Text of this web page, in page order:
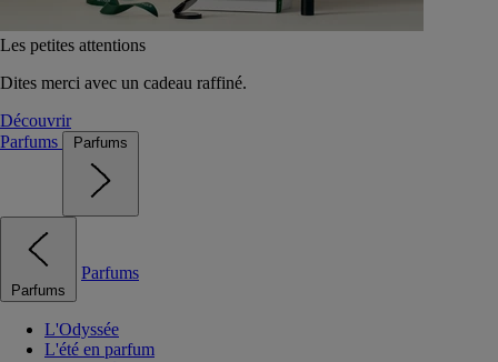
Les petites attentions
Dites merci avec un cadeau raffiné.
Découvrir
Parfums
Parfums
Parfums
Parfums
L'Odyssée
L'été en parfum